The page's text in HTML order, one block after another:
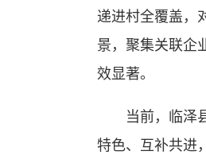
递进村全覆盖，
景，聚集关联企
效显著。
当前，临泽
特色、互补共进